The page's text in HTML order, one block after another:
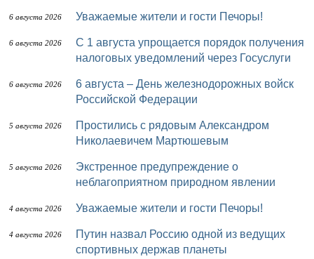
6 августа 2026 Уважаемые жители и гости Печоры!
6 августа 2026
С 1 августа упрощается порядок получения
налоговых уведомлений через Госуслуги
6 августа 2026
6 августа – День железнодорожных войск
Российской Федерации
5 августа 2026
Простились с рядовым Александром
Николаевичем Мартюшевым
5 августа 2026
Экстренное предупреждение о
неблагоприятном природном явлении
4 августа 2026 Уважаемые жители и гости Печоры!
4 августа 2026
Путин назвал Россию одной из ведущих
спортивных держав планеты